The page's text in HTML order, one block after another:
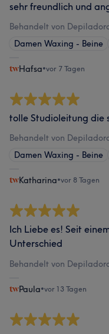
sehr freundlich und
Behandelt von
Damen Waxing - Beine
Hafsa•vor 7 Tagen
tolle Studioleitung die
Behandelt von
Damen Waxing - Beine
Katharina•vor 8 Tagen
Ich Liebe es! Seit
Unterschied
Behandelt von
Paula•vor 13 Tagen